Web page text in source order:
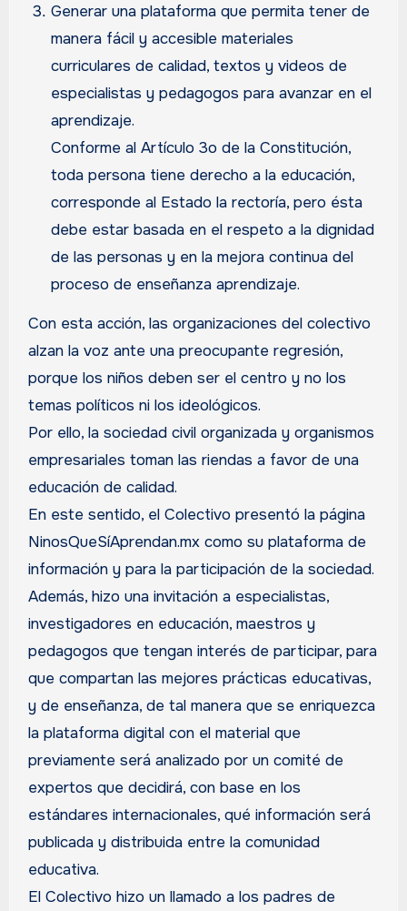
Generar una plataforma que permita tener de
manera fácil y accesible materiales
curriculares de calidad, textos y videos de
especialistas y pedagogos para avanzar en el
aprendizaje.
Conforme al Artículo 3o de la Constitución,
toda persona tiene derecho a la educación,
corresponde al Estado la rectoría, pero ésta
debe estar basada en el respeto a la dignidad
de las personas y en la mejora continua del
proceso de enseñanza aprendizaje.
Con esta acción, las organizaciones del colectivo
alzan la voz ante una preocupante regresión,
porque los niños deben ser el centro y no los
temas políticos ni los ideológicos.
Por ello, la sociedad civil organizada y organismos
empresariales toman las riendas a favor de una
educación de calidad.
En este sentido, el Colectivo presentó la página
NinosQueSíAprendan.mx como su plataforma de
información y para la participación de la sociedad.
Además, hizo una invitación a especialistas,
investigadores en educación, maestros y
pedagogos que tengan interés de participar, para
que compartan las mejores prácticas educativas,
y de enseñanza, de tal manera que se enriquezca
la plataforma digital con el material que
previamente será analizado por un comité de
expertos que decidirá, con base en los
estándares internacionales, qué información será
publicada y distribuida entre la comunidad
educativa.
El Colectivo hizo un llamado a los padres de